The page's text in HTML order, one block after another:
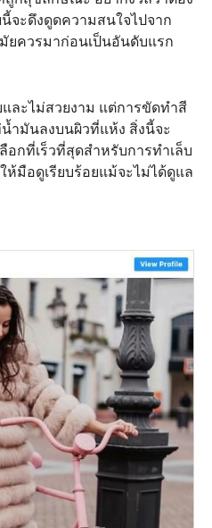
จะดึงดูดความสนใจไปจาก
ควรมาก่อนเป็นอันดับแรก​
ละไม่สวยงาม แต่การขัดทำสี
ำมันลงบนผิวที่แห้ง สิ่งนี้จะ
อกที่เร็วที่สุดสำหรับการทำเล็บ
มือดูเรียบร้อยแม้จะไม่ได้ดูแล